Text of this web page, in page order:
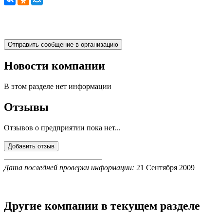
Новости компании
В этом разделе нет информации
Отзывы
Отзывов о предприятии пока нет...
Дата последней проверки информации: 21 Сентября 2009
Другие компании в текущем разделе